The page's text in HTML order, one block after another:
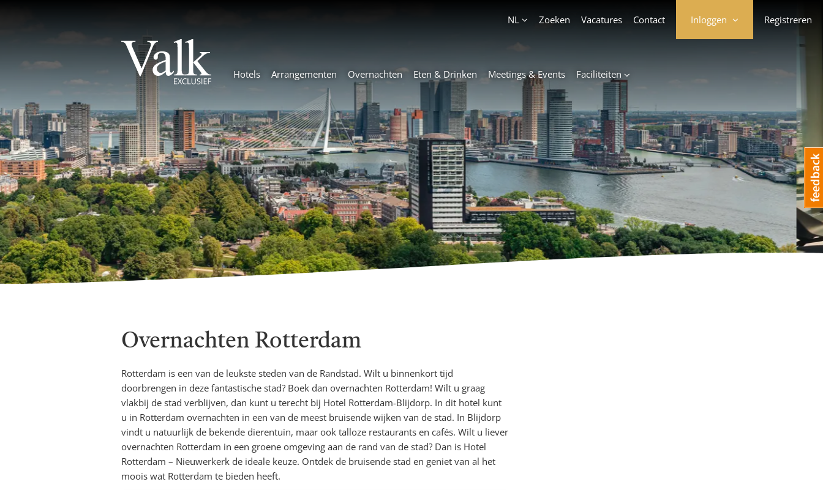
NL
Zoeken Vacatures Contact Inloggen Registreren
Hotels Arrangementen Overnachten Eten & Drinken Meetings & Events Faciliteiten
Overnachten Rotterdam
Rotterdam is een van de leukste steden van de Randstad. Wilt u binnenkort tijd
doorbrengen in deze fantastische stad? Boek dan overnachten Rotterdam! Wilt u graag
vlakbij de stad verblijven, dan kunt u terecht bij Hotel Rotterdam-Blijdorp. In dit hotel kunt
u in Rotterdam overnachten in een van de meest bruisende wijken van de stad. In Blijdorp
vindt u natuurlijk de bekende dierentuin, maar ook talloze restaurants en cafés. Wilt u liever
overnachten Rotterdam in een groene omgeving aan de rand van de stad? Dan is Hotel
Rotterdam – Nieuwerkerk de ideale keuze. Ontdek de bruisende stad en geniet van al het
moois wat Rotterdam te bieden heeft.